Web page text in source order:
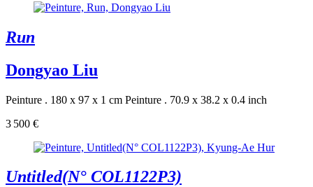
Run
Dongyao Liu
Peinture . 180 x 97 x 1 cm Peinture . 70.9 x 38.2 x 0.4 inch
3 500 €
Untitled(N° COL1122P3)